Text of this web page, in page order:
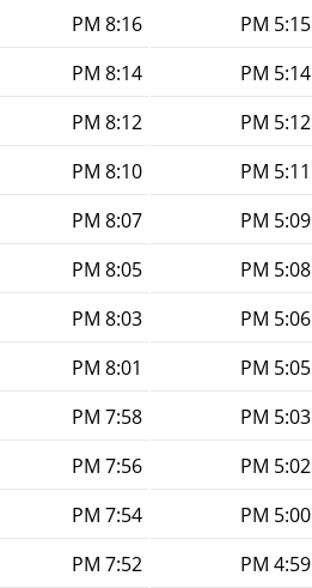
5:15 PM
8:16 PM
5:14 PM
8:14 PM
5:12 PM
8:12 PM
5:11 PM
8:10 PM
5:09 PM
8:07 PM
5:08 PM
8:05 PM
5:06 PM
8:03 PM
5:05 PM
8:01 PM
5:03 PM
7:58 PM
5:02 PM
7:56 PM
5:00 PM
7:54 PM
4:59 PM
7:52 PM